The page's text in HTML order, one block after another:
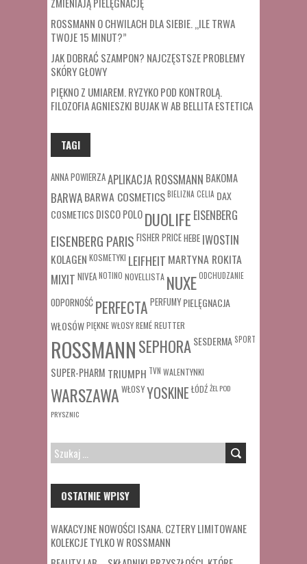
ROSSMANN O CHWILACH DLA SIEBIE. „ILE TRWA
TWOJE 15 MINUT?”
JAK DOBRAĆ SZAMPON? NAJCZĘSTSZE PROBLEMY
SKÓRY GŁOWY
PIĘKNO Z UMIAREM. RYZYKO POD KONTROLĄ.
FILOZOFIA AGNIESZKI BUJAK W AB BELLITA ESTETICA
TAGI
ANNA POWIERZAAPLIKACJA ROSSMANN BAKOMA
BARWABARWA COSMETICSBIELIZNA CELIA DAX
COSMETICSDISCO POLODUOLIFE EISENBERG
EISENBERG PARIS FISHER PRICEHEBE IWOSTIN
KOLAGEN KOSMETYKI LEIFHEIT MARTYNA ROKITA
MIXIT NIVEANOTINO NOVELLISTA NUXEODCHUDZANIE
ODPORNOŚĆ PERFECTA PERFUMY PIELĘGNACJA
WŁOSÓWPIĘKNE WŁOSYREMÉREUTTER
ROSSMANNSEPHORASESDERMA SPORT
SUPER-PHARM TRIUMPH TVN WALENTYNKI
WARSZAWA WŁOSYYOSKINE ŁÓDŹŻEL POD
PRYSZNIC
SZUKAJ:
OSTATNIE WPISY
WAKACYJNE NOWOŚCI ISANA. CZTERY LIMITOWANE
KOLEKCJE TYLKO W ROSSMANN